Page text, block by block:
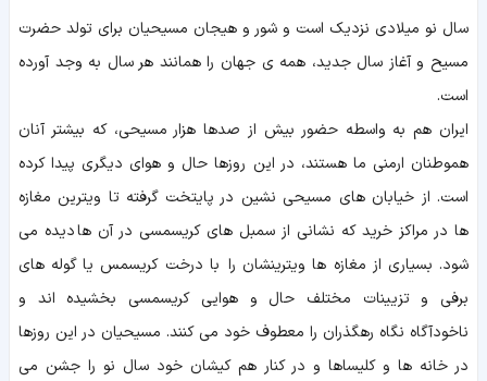
سال نو میلادی نزدیک است و شور و هیجان مسیحیان برای تولد حضرت
مسیح و آغاز سال جدید، همه ی جهان را همانند هر سال به وجد آورده
است.
ایران هم به واسطه حضور بیش از صدها هزار مسیحی، که بیشتر آنان
هموطنان ارمنی ما هستند، در این روزها حال و هوای دیگری پیدا کرده
است. از خیابان های مسیحی نشین در پایتخت گرفته تا ویترین مغازه
ها در مراکز خرید که نشانی از سمبل های کریسمسی در آن ها دیده می
شود. بسیاری از مغازه ها ویترینشان را با درخت کریسمس یا گوله های
برفی و تزیینات مختلف حال و هوایی کریسمسی بخشیده اند و
ناخودآگاه نگاه رهگذران را معطوف خود می کنند. مسیحیان در این روزها
در خانه ها و کلیساها و در کنار هم کیشان خود سال نو را جشن می